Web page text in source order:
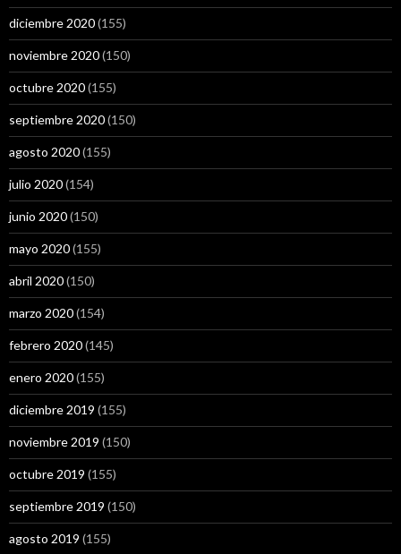
diciembre 2020(155)
noviembre 2020(150)
octubre 2020(155)
septiembre 2020(150)
agosto 2020(155)
julio 2020(154)
junio 2020(150)
mayo 2020(155)
abril 2020(150)
marzo 2020(154)
febrero 2020(145)
enero 2020(155)
diciembre 2019 (155)
noviembre 2019 (150)
octubre 2019 (155)
septiembre 2019 (150)
agosto 2019 (155)